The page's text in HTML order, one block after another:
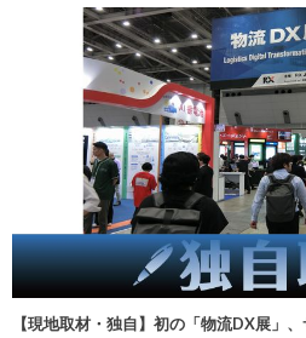
【現地取材・独自】初の「物流DX展」